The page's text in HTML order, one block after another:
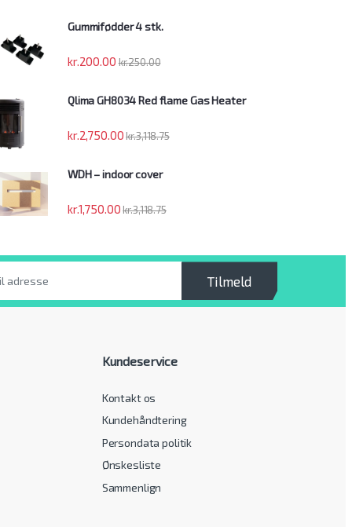
Gummifødder 4 stk.
kr.200.00 kr.250.00
Qlima GH8034 Red flame Gas Heater
kr.2,750.00 kr.3,118.75
WDH – indoor cover
kr.1,750.00 kr.3,118.75
Tilmeld
Kundeservice
Kontakt os
Kundehåndtering
Persondata politik
Ønskesliste
Sammenlign